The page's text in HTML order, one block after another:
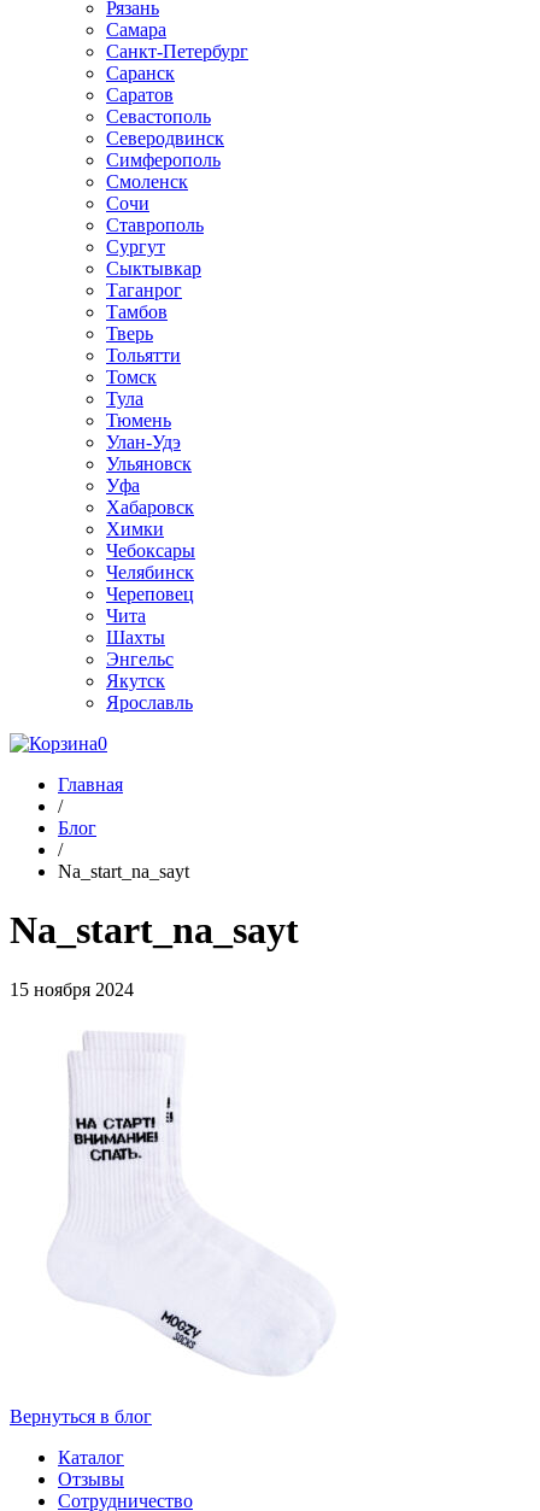
Рязань
Самара
Санкт-Петербург
Саранск
Саратов
Севастополь
Северодвинск
Симферополь
Смоленск
Сочи
Ставрополь
Сургут
Сыктывкар
Таганрог
Тамбов
Тверь
Тольятти
Томск
Тула
Тюмень
Улан-Удэ
Ульяновск
Уфа
Хабаровск
Химки
Чебоксары
Челябинск
Череповец
Чита
Шахты
Энгельс
Якутск
Ярославль
0
Главная
/
Блог
/
Na_start_na_sayt
Na_start_na_sayt
15 ноября 2024
Вернуться в блог
Каталог
Отзывы
Сотрудничество